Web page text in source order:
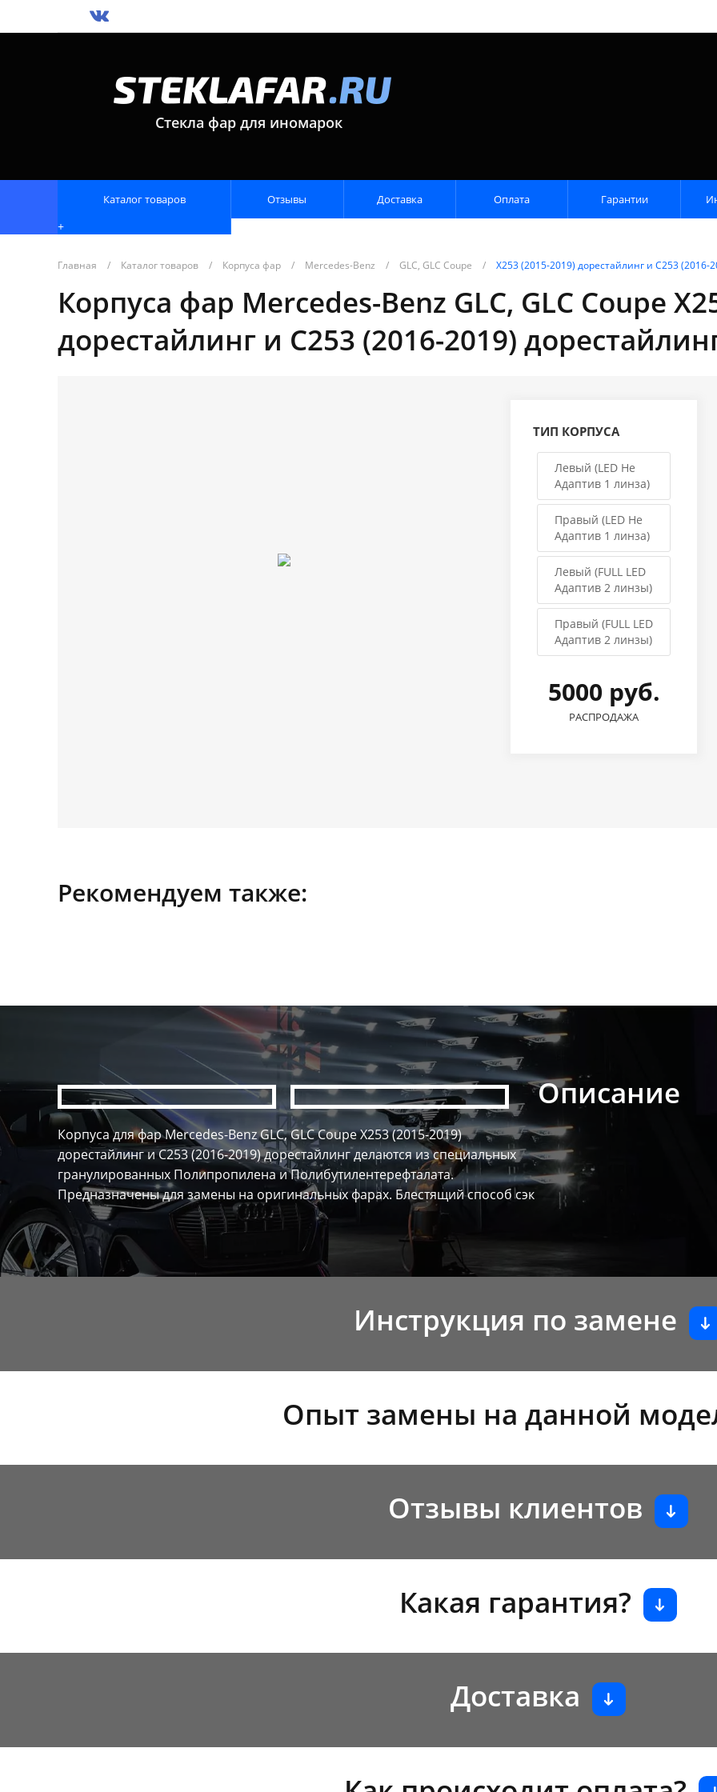
Стекла фар для иномарок
Каталог товаров
+
Отзывы Доставка Оплата Гарантии
Главная / Каталог товаров / Корпуса фар / Mercedes-Benz / GLC, GLC Coupe / X253 (2015-2019) дорестайлинг и C253 (2016-
Корпуса фар Mercedes-Benz GLC, GLC Coupe
дорестайлинг и C253 (2016-2019)
ТИП КОРПУСА
Левый (LED Не
Адаптив 1 линза)
Правый (LED Не
Адаптив 1 линза)
Левый (FULL LED
Адаптив 2 линзы)
Правый (FULL LED
Адаптив 2 линзы)
5000 руб.
РАСПРОДАЖА
Рекомендуем также:
Описание
Корпуса для фар Mercedes-Benz GLC, GLC Coupe X253 (2015-2019)
дорестайлинг и C253 (2016-2019) дорестайлинг делаются из специальных
гранулированных Полипропилена и Полибутилентерефталата.
Предназначены для замены на оригинальных фарах. Блестящий способ сэк
Инструкция по замене
Опыт замены на данной
Отзывы клиентов
Какая гарантия?
Доставка